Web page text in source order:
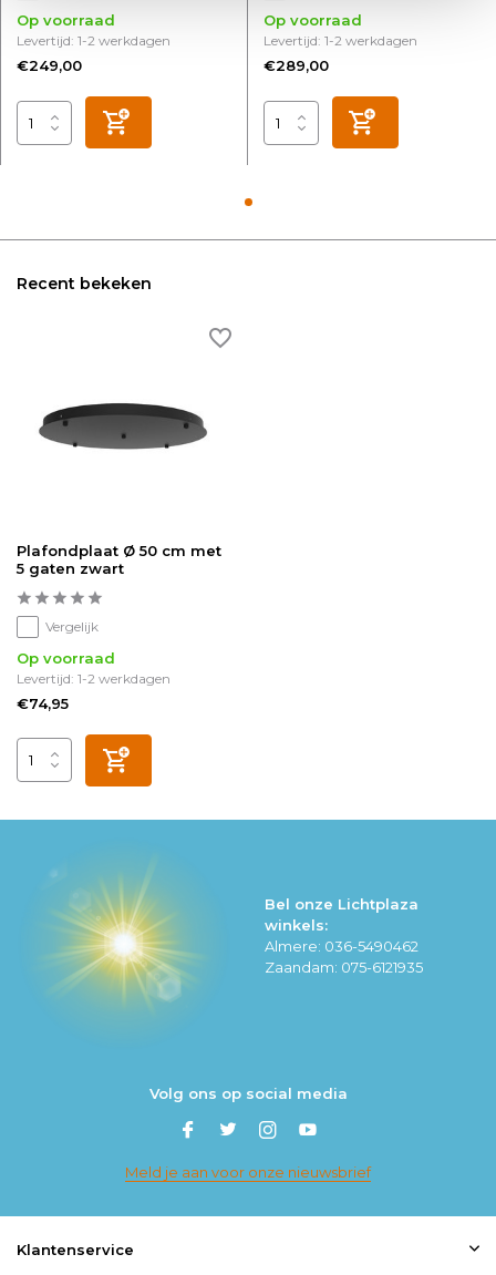
Op voorraad
Levertijd: 1-2 werkdagen
€249,00
Op voorraad
Levertijd: 1-2 werkdagen
€289,00
Recent bekeken
Plafondplaat Ø 50 cm met
5 gaten zwart
Vergelijk
Op voorraad
Levertijd: 1-2 werkdagen
€74,95
Bel onze Lichtplaza
winkels:
Almere: 036-5490462
Zaandam: 075-6121935
Volg ons op social media
Meld je aan voor onze nieuwsbrief
Klantenservice